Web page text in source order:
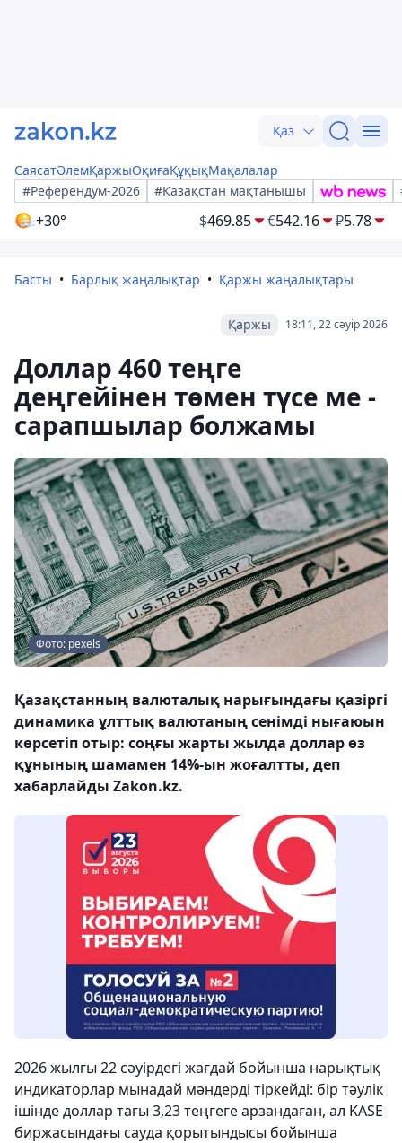
Қаз
СаясатӘлемҚаржыОқиғаҚұқықМақалалар
#Референдум-2026
#Қазақстан мақтанышы
+30° $469.85 €542.16 ₽5.78
Басты Барлық жаңалықтар Қаржы жаңалықтары
18:11, 22 сәуір 2026
Қаржы
Доллар 460 теңге
деңгейінен төмен түсе ме -
сарапшылар болжамы
Фото: pexels
Қазақстанның валюталық нарығындағы қазіргі
динамика ұлттық валютаның сенімді нығаюын
көрсетіп отыр: соңғы жарты жылда доллар өз
құнының шамамен 14%-ын жоғалтты, деп
хабарлайды Zakon.kz.
2026 жылғы 22 сәуірдегі жағдай бойынша нарықтық
индикаторлар мынадай мәндерді тіркейді: бір тәулік
ішінде доллар тағы 3,23 теңгеге арзандаған, ал KASE
биржасындағы сауда қорытындысы бойынша